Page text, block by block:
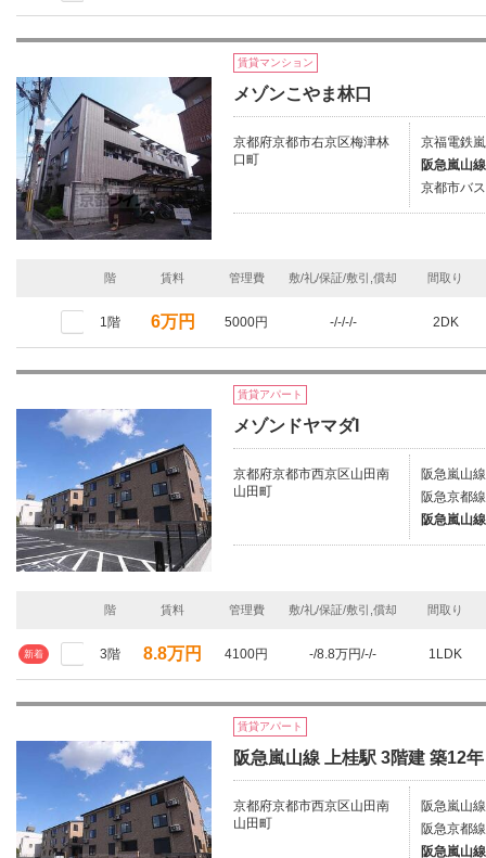
賃貸マンション
メゾンこやま林口
京都府京都市右京区梅津林
口町
京福電鉄
阪急嵐山
京都市バ
階 賃料 管理費 敷/礼/保証/敷引,償却 間取り
1階 6万円 5000円 -/-/-/- 2DK
賃貸アパート
メゾンドヤマダI
京都府京都市西京区山田南
山田町
阪急嵐山
阪急京都
阪急嵐山
階 賃料 管理費 敷/礼/保証/敷引,償却 間取り
新着 3階 8.8万円 4100円 -/8.8万円/-/- 1LDK
賃貸アパート
阪急嵐山線 上桂駅 3階建 築12年
京都府京都市西京区山田南
山田町
阪急嵐山
阪急京都
阪急嵐山